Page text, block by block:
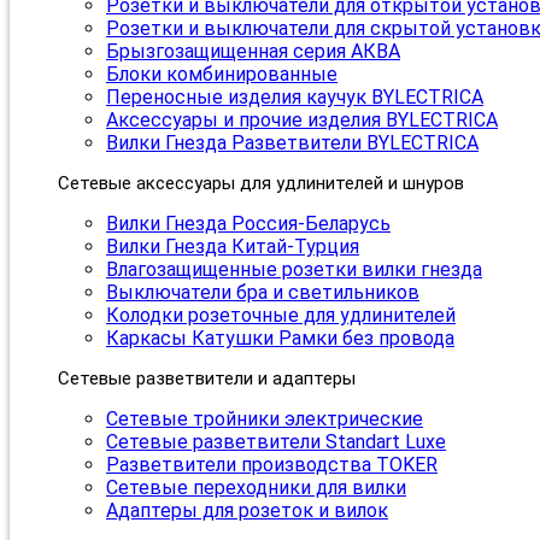
Розетки и выключатели для открытой
Розетки и выключатели для скрытой
Брызгозащищенная серия АКВА
Блоки комбинированные
Переносные изделия каучук BYLECTRICA
Аксессуары и прочие изделия BYLECTRICA
Вилки Гнезда Разветвители BYLECTRICA
Сетевые аксессуары для удлинителей и шнуров
Вилки Гнезда Россия-Беларусь
Вилки Гнезда Китай-Турция
Влагозащищенные розетки вилки гнезда
Выключатели бра и светильников
Колодки розеточные для удлинителей
Каркасы Катушки Рамки без провода
Сетевые разветвители и адаптеры
Сетевые тройники электрические
Сетевые разветвители Standart Luxe
Разветвители производства TOKER
Сетевые переходники для вилки
Адаптеры для розеток и вилок